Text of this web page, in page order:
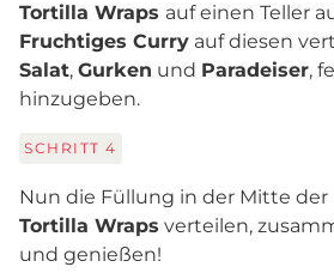
Tortilla Wraps auf einen Teller
Fruchtiges Curry auf diesen
Salat, Gurken und Paradeiser,
hinzugeben.
SCHRITT 4
Nun die Füllung in der Mitte der
Tortilla Wraps verteilen,
und genießen!